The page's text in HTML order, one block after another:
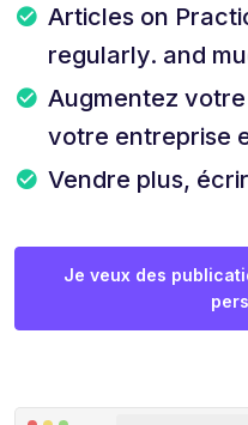
Articles on
regularly. and
Augmentez
votre entreprise
Vendre plus,
Je veux des